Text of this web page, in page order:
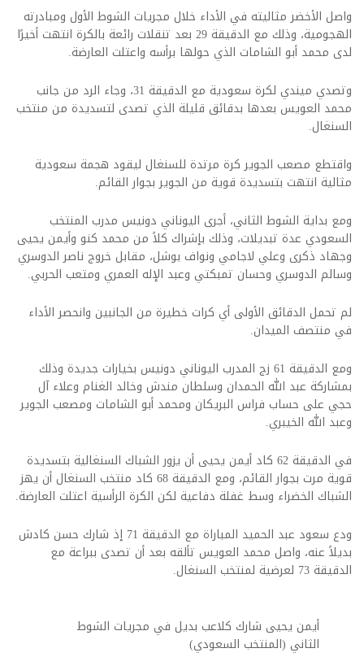
واصل الأخضر مثاليته في الأداء خلال مجريات الشوط الأول ومبادرته
الهجومية، وذلك مع الدقيقة 29 بعد تنقلات رائعة بالكرة انتهت أخيرًا
لدى محمد أبو الشامات الذي حولها برأسه واعتلت العارضة.
وتصدي ميندي لكرة سعودية مع الدقيقة 31، وجاء الرد من جانب
محمد العويس بعدها بدقائق قليلة الذي تصدى لتسديدة من منتخب
السنغال.
واقتطع مصعب الجوير كرة مرتدة للسنغال ليقود هجمة سعودية
مثالية انتهت بتسديدة قوية من الجوير بجوار القائم.
ومع بداية الشوط الثاني، أجرى اليوناني دونيس مدرب المنتخب
السعودي عدة تبديلات، وذلك بإشراك كلاً من محمد كنو وأيمن يحيى
وجهاد ذكرى وعلي لاجامي ونواف بوشل، مقابل خروج ناصر الدوسري
وسالم الدوسري وحسان تمبكتي وعبد الإله العمري ومتعب الحربي.
لم تحمل الدقائق الأولى أي كرات خطيرة من الجانبين وانحصر الأداء
في منتصف الميدان.
ومع الدقيقة 61 زج المدرب اليوناني دونيس بخيارات جديدة وذلك
بمشاركة عبد الله الحمدان وسلطان مندش وخالد الغنام وعلاء آل
حجي على حساب فراس البريكان ومحمد أبو الشامات ومصعب الجوير
وعبد الله الخيبري.
في الدقيقة 62 كاد أيمن يحيى أن يزور الشباك السنغالية بتسديدة
قوية مرت بجوار القائم، ومع الدقيقة 68 كاد منتخب السنغال أن يهز
الشباك الخضراء وسط غفلة دفاعية لكن الكرة الرأسية اعتلت العارضة.
ودع سعود عبد الحميد المباراة مع الدقيقة 71 إذ شارك حسن كادش
بديلاً عنه، واصل محمد العويس تألقه بعد أن تصدى ببراعة مع
الدقيقة 73 لعرضية لمنتخب السنغال.
أيمن يحيى شارك كلاعب بديل في مجريات الشوط
الثاني (المنتخب السعودي)